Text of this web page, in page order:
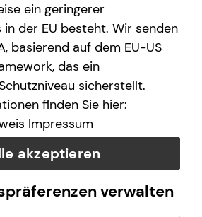
10:00 - 21:00 Uhr
10:00 - 21:00 Uhr
10:00 - 17:00 Uhr
sind auch Termine außerhalb
ein geringerer
der EU besteht. Wir senden
basierend auf dem EU-US
das ein
sicherstellt.
finden Sie hier:
Impressum
akzeptieren
verwalten